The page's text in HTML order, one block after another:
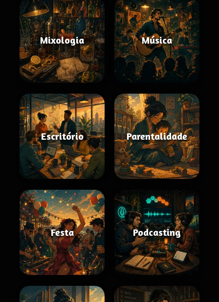
Mixologia Música
Escritório Parentalidade
Festa Podcasting